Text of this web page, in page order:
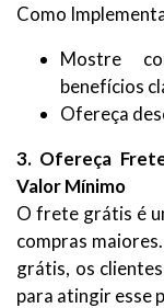
Como
Mostre
benefícios
Ofereça
3. Ofereça
Valor Mínimo
O frete grátis é
compras
grátis, os
para atingir esse